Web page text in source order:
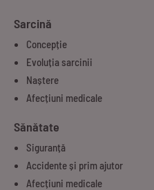
Sarcină
Concepție
Evoluția sarcinii
Naștere
Afecțiuni medicale
Sănătate
Siguranță
Accidente și prim ajutor
Afecțiuni medicale